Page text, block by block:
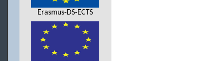
Erasmus-DS-ECTS